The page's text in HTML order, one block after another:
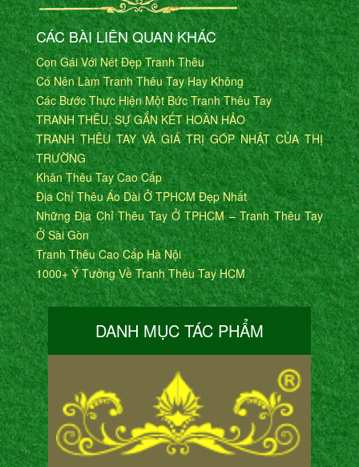
CÁC BÀI LIÊN QUAN KHÁC
Con Gái Với Nét Đẹp Tranh Thêu
Có Nên Làm Tranh Thêu Tay Hay Không
Các Bước Thực Hiện Một Bức Tranh Thêu Tay
TRANH THÊU, SỰ GẮN KẾT HOÀN HẢO
TRANH THÊU TAY VÀ GIÁ TRỊ GÓP NHẬT CỦA THỊ
TRƯỜNG
Khăn Thêu Tay Cao Cấp
Địa Chỉ Thêu Áo Dài Ở TPHCM Đẹp Nhất
Những Địa Chỉ Thêu Tay Ở TPHCM – Tranh Thêu Tay
Ở Sài Gòn
Tranh Thêu Cao Cấp Hà Nội
1000+ Ý Tưởng Về Tranh Thêu Tay HCM
DANH MỤC TÁC PHẨM